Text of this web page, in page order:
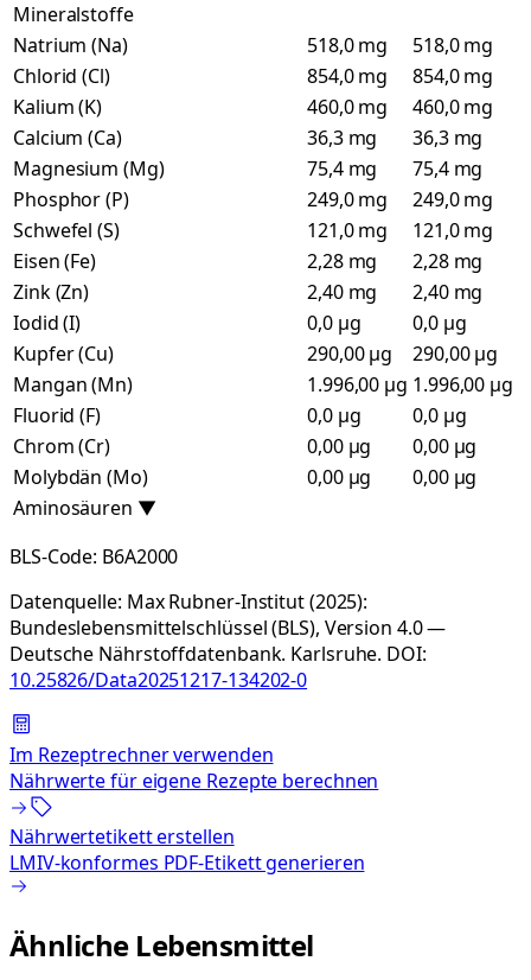
Mineralstoffe
Natrium (Na)
518,0 mg
518,0 mg
Chlorid (Cl)
854,0 mg
854,0 mg
Kalium (K)
460,0 mg
460,0 mg
Calcium (Ca)
36,3 mg
36,3 mg
Magnesium (Mg)
75,4 mg
75,4 mg
Phosphor (P)
249,0 mg
249,0 mg
Schwefel (S)
121,0 mg
121,0 mg
Eisen (Fe)
2,28 mg
2,28 mg
Zink (Zn)
2,40 mg
2,40 mg
Iodid (I)
0,0 µg
0,0 µg
Kupfer (Cu)
290,00 µg
290,00 µg
Mangan (Mn)
1.996,00 µg 1.996,00 µg
Fluorid (F)
0,0 µg
0,0 µg
Chrom (Cr)
0,00 µg
0,00 µg
Molybdän (Mo)
0,00 µg
0,00 µg
Aminosäuren ▼
BLS-Code: B6A2000
Datenquelle: Max Rubner-Institut (2025):
Bundeslebensmittelschlüssel (BLS), Version 4.0 —
Deutsche Nährstoffdatenbank. Karlsruhe. DOI:
10.25826/Data20251217-134202-0
Im Rezeptrechner verwenden
Nährwerte für eigene Rezepte berechnen
Nährwertetikett erstellen
LMIV-konformes PDF-Etikett generieren
Ähnliche Lebensmittel